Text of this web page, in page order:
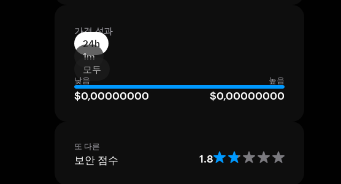
가격 성과
24h
1m
모두
낮음 높음
$0,00000000 $0,00000000
또 다른
보안 점수 1.8